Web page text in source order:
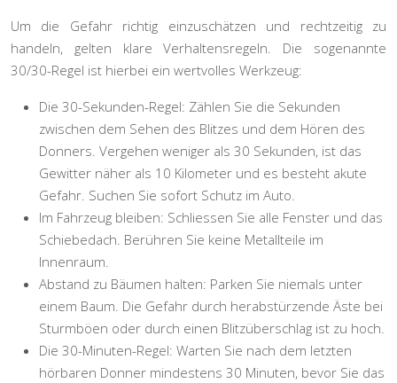
Um die Gefahr richtig einzuschätzen und rechtzeitig zu
handeln, gelten klare Verhaltensregeln. Die sogenannte
30/30-Regel ist hierbei ein wertvolles Werkzeug:
Die 30-Sekunden-Regel: Zählen Sie die Sekunden
zwischen dem Sehen des Blitzes und dem Hören des
Donners. Vergehen weniger als 30 Sekunden, ist das
Gewitter näher als 10 Kilometer und es besteht akute
Gefahr. Suchen Sie sofort Schutz im Auto.
Im Fahrzeug bleiben: Schliessen Sie alle Fenster und das
Schiebedach. Berühren Sie keine Metallteile im
Innenraum.
Abstand zu Bäumen halten: Parken Sie niemals unter
einem Baum. Die Gefahr durch herabstürzende Äste bei
Sturmböen oder durch einen Blitzüberschlag ist zu hoch.
Die 30-Minuten-Regel: Warten Sie nach dem letzten
hörbaren Donner mindestens 30 Minuten, bevor Sie das